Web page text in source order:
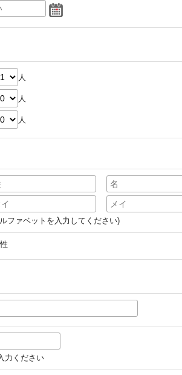
人
人
人
ファベットを入力してください)
力ください